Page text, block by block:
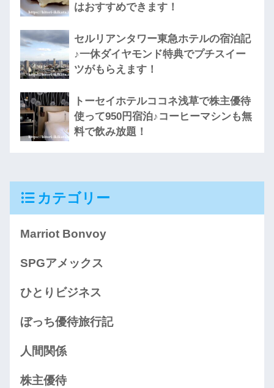
はおすすめできます！
セルリアンタワー東急ホテルの宿泊記
♪一休ダイヤモンド特典でプチスイー
ツがもらえます！
トーセイホテルココネ浅草で株主優待
使って950円宿泊♪コーヒーマシンも無
料で飲み放題！
カテゴリー
Marriot Bonvoy
SPGアメックス
ひとりビジネス
ぼっち優待旅行記
人間関係
株主優待